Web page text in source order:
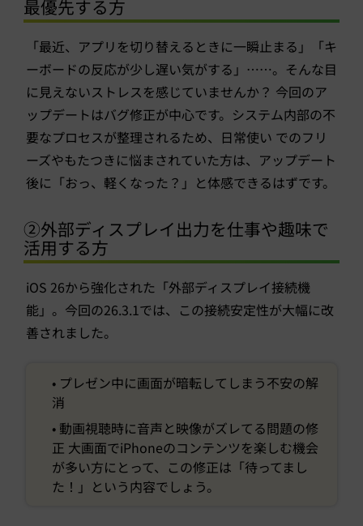
最優先する方
「最近、アプリを切り替えるときに一瞬止まる」「キ
ーボードの反応が少し遅い気がする」……。そんな目
に見えないストレスを感じていませんか？ 今回のア
ップデートはバグ修正が中心です。システム内部の不
要なプロセスが整理されるため、日常使い でのフリ
ーズやもたつきに悩まされていた方は、アップデート
後に「おっ、軽くなった？」と体感できるはずです。
②外部ディスプレイ出力を仕事や趣味で
活用する方
iOS 26から強化された「外部ディスプレイ接続機
能」。今回の26.3.1では、この接続安定性が大幅に改
善されました。
• プレゼン中に画面が暗転してしまう不安の解
消
• 動画視聴時に音声と映像がズレてる問題の修
正 大画面でiPhoneのコンテンツを楽しむ機会
が多い方にとって、この修正は「待ってまし
た！」という内容でしょう。